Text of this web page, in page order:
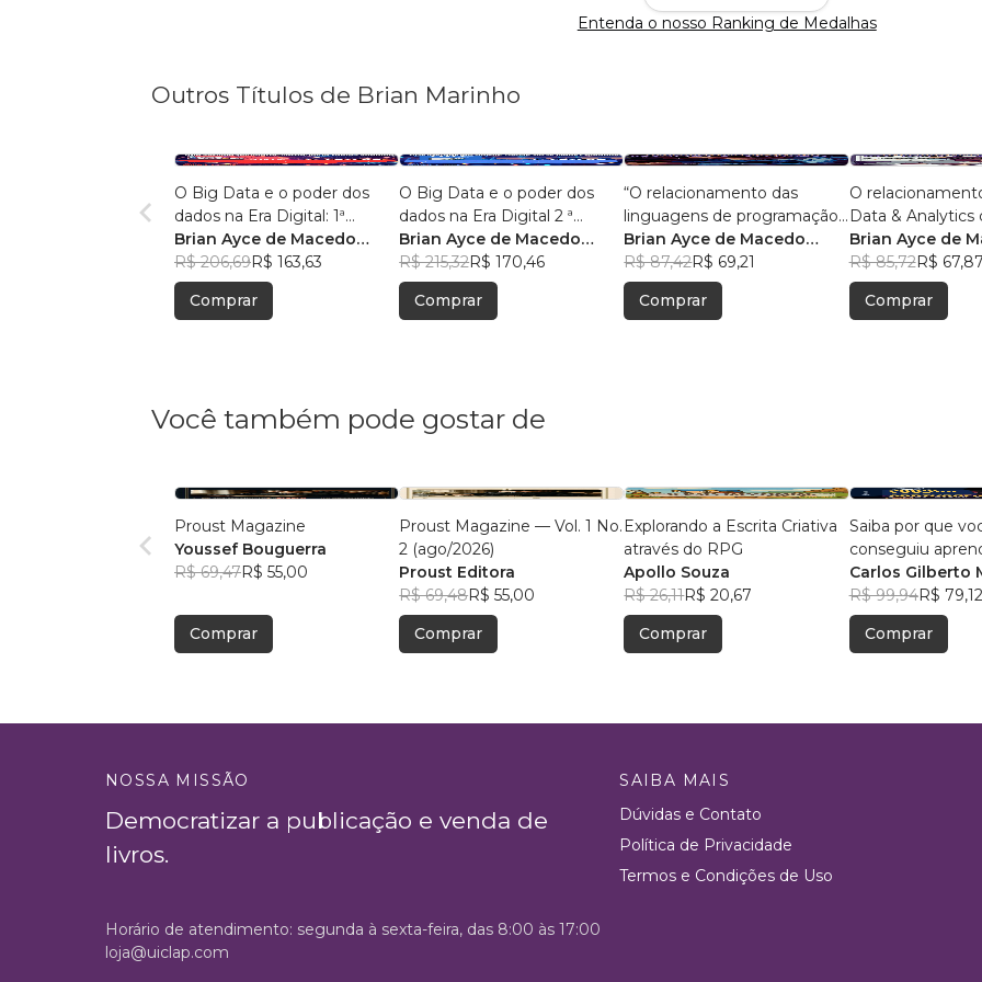
Entenda o nosso Ranking de Medalhas
Outros Títulos de Brian Marinho
O Big Data e o poder dos
dados na Era Digital: 1ª
Edição.
Brian Ayce de Macedo
Marinho
R$ 206,69R$ 163,63
Comprar
O Big Data e o poder dos
dados na Era Digital 2 ª
Edição:
Brian Ayce de Macedo
Marinho
R$ 215,32R$ 170,46
Comprar
“O relacionamento das
linguagens de programação
com o big data e analytics.”
Brian Ayce de Macedo
Marinho
R$ 87,42R$ 69,21
Comprar
O
Data & Analytics
Com 50
respostas.
Brian Ayce de
Marinho
R$ 85,72R$ 67,87
Comprar
Você também pode gostar de
Proust Magazine
Youssef Bouguerra
R$ 69,47R$ 55,00
Comprar
Proust Magazine — Vol. 1 No.
2 (ago/2026)
Proust Editora
R$ 69,48R$ 55,00
Comprar
Explorando a Escrita Criativa
através do RPG
Apollo Souza
R$ 26,11R$ 20,67
Comprar
Saiba por que
conseguiu
português
Carlos Gilberto
Rodrigues
Ferrari
R$ 99,94R$ 79,12
Comprar
NOSSA MISSÃO
Democratizar a publicação e venda de
livros.
SAIBA MAIS
Dúvidas e Contato
Política de Privacidade
Termos e Condições de Uso
Horário de atendimento: segunda à sexta-feira, das 8:00 às 17:00
loja@uiclap.com